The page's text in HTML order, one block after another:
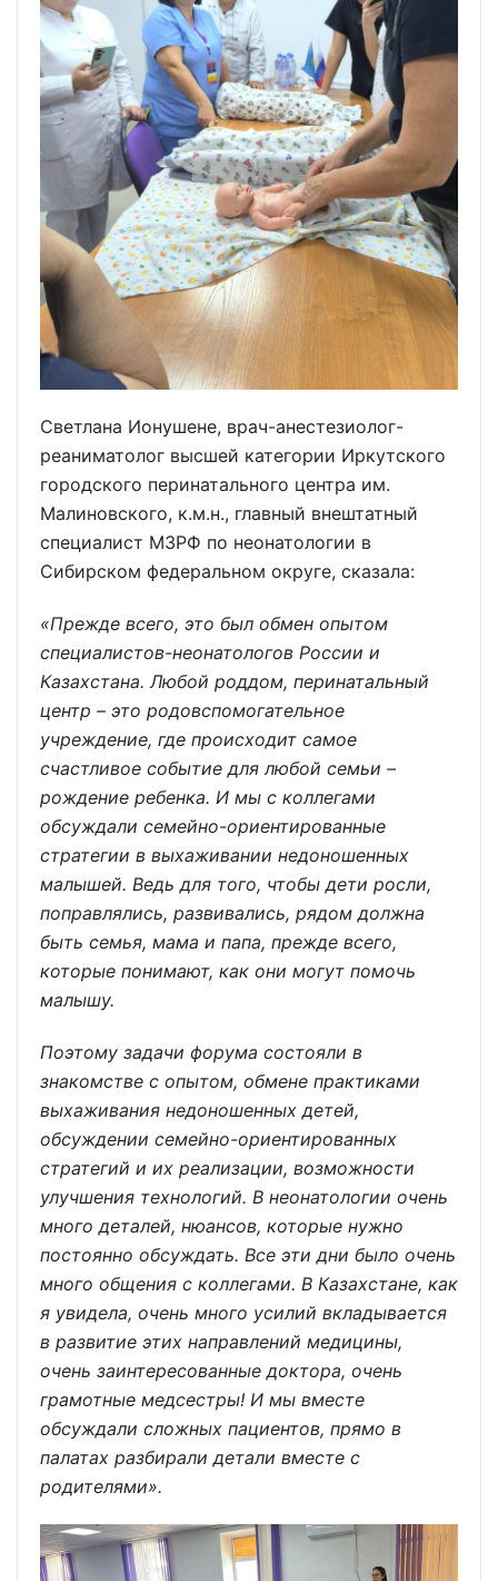
Светлана Ионушене, врач-анестезиолог-
реаниматолог высшей категории Иркутского
городского перинатального центра им.
Малиновского, к.м.н., главный внештатный
специалист МЗРФ по неонатологии в
Сибирском федеральном округе, сказала:
«Прежде всего, это был обмен опытом
специалистов-неонатологов России и
Казахстана. Любой роддом, перинатальный
центр – это родовспомогательное
учреждение, где происходит самое
счастливое событие для любой семьи –
рождение ребенка. И мы с коллегами
обсуждали семейно-ориентированные
стратегии в выхаживании недоношенных
малышей. Ведь для того, чтобы дети росли,
поправлялись, развивались, рядом должна
быть семья, мама и папа, прежде всего,
которые понимают, как они могут помочь
малышу.
Поэтому задачи форума состояли в
знакомстве с опытом, обмене практиками
выхаживания недоношенных детей,
обсуждении семейно-ориентированных
стратегий и их реализации, возможности
улучшения технологий. В неонатологии очень
много деталей, нюансов, которые нужно
постоянно обсуждать. Все эти дни было очень
много общения с коллегами. В Казахстане, как
я увидела, очень много усилий вкладывается
в развитие этих направлений медицины,
очень заинтересованные доктора, очень
грамотные медсестры! И мы вместе
обсуждали сложных пациентов, прямо в
палатах разбирали детали вместе с
родителями».